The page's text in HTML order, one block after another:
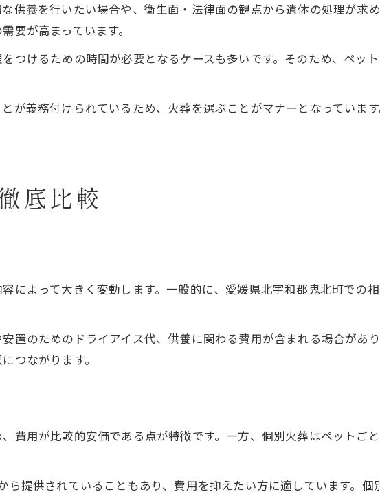
供養を行いたい場合や、衛生面・法律面の観点から遺体の処理が求め
要が高まっています。
つけるための時間が必要となるケースも多いです。そのため、ペッ
が義務付けられているため、火葬を選ぶことがマナーとなっていま
底比較
によって大きく変動します。一般的に、愛媛県北宇和郡鬼北町での
置のためのドライアイス代、供養に関わる費用が含まれる場合があ
つながります。
費用が比較的安価である点が特徴です。一方、個別火葬はペットご
提供されていることもあり、費用を抑えたい方に適しています。個